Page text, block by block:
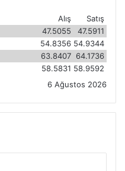
Satış
Alış
47.5911
47.5055
54.9344
54.8356
64.1736
63.8407
58.9592
58.5831
6 Ağustos 2026